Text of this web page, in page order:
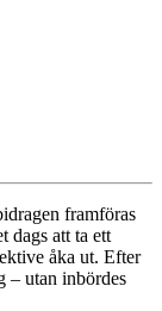
framföras
dags att ta ett
åka ut. Efter
– utan inbördes